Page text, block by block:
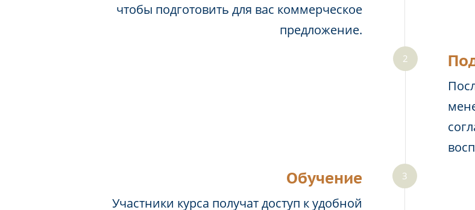
чтобы подготовить для вас коммерческое
предложение.
Обучение
Участники курса получат доступ к удобной